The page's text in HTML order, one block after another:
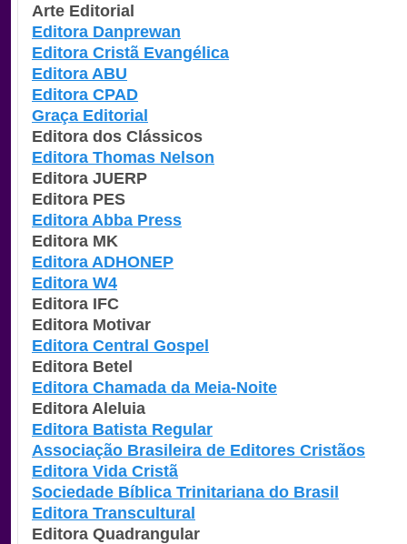
Arte Editorial
Editora Danprewan
Editora Cristã Evangélica
Editora ABU
Editora CPAD
Graça Editorial
Editora dos Clássicos
Editora Thomas Nelson
Editora JUERP
Editora PES
Editora Abba Press
Editora MK
Editora ADHONEP
Editora W4
Editora IFC
Editora Motivar
Editora Central Gospel
Editora Betel
Editora Chamada da Meia-Noite
Editora Aleluia
Editora Batista Regular
Associação Brasileira de Editores Cristãos
Editora Vida Cristã
Sociedade Bíblica Trinitariana do Brasil
Editora Transcultural
Editora Quadrangular